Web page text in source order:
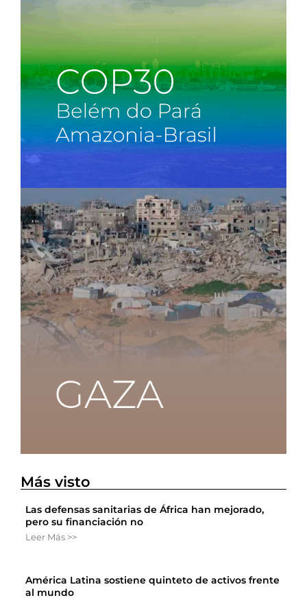
Más visto
Las defensas sanitarias de África han mejorado,
pero su financiación no
Leer Más >>
América Latina sostiene quinteto de activos frente
al mundo